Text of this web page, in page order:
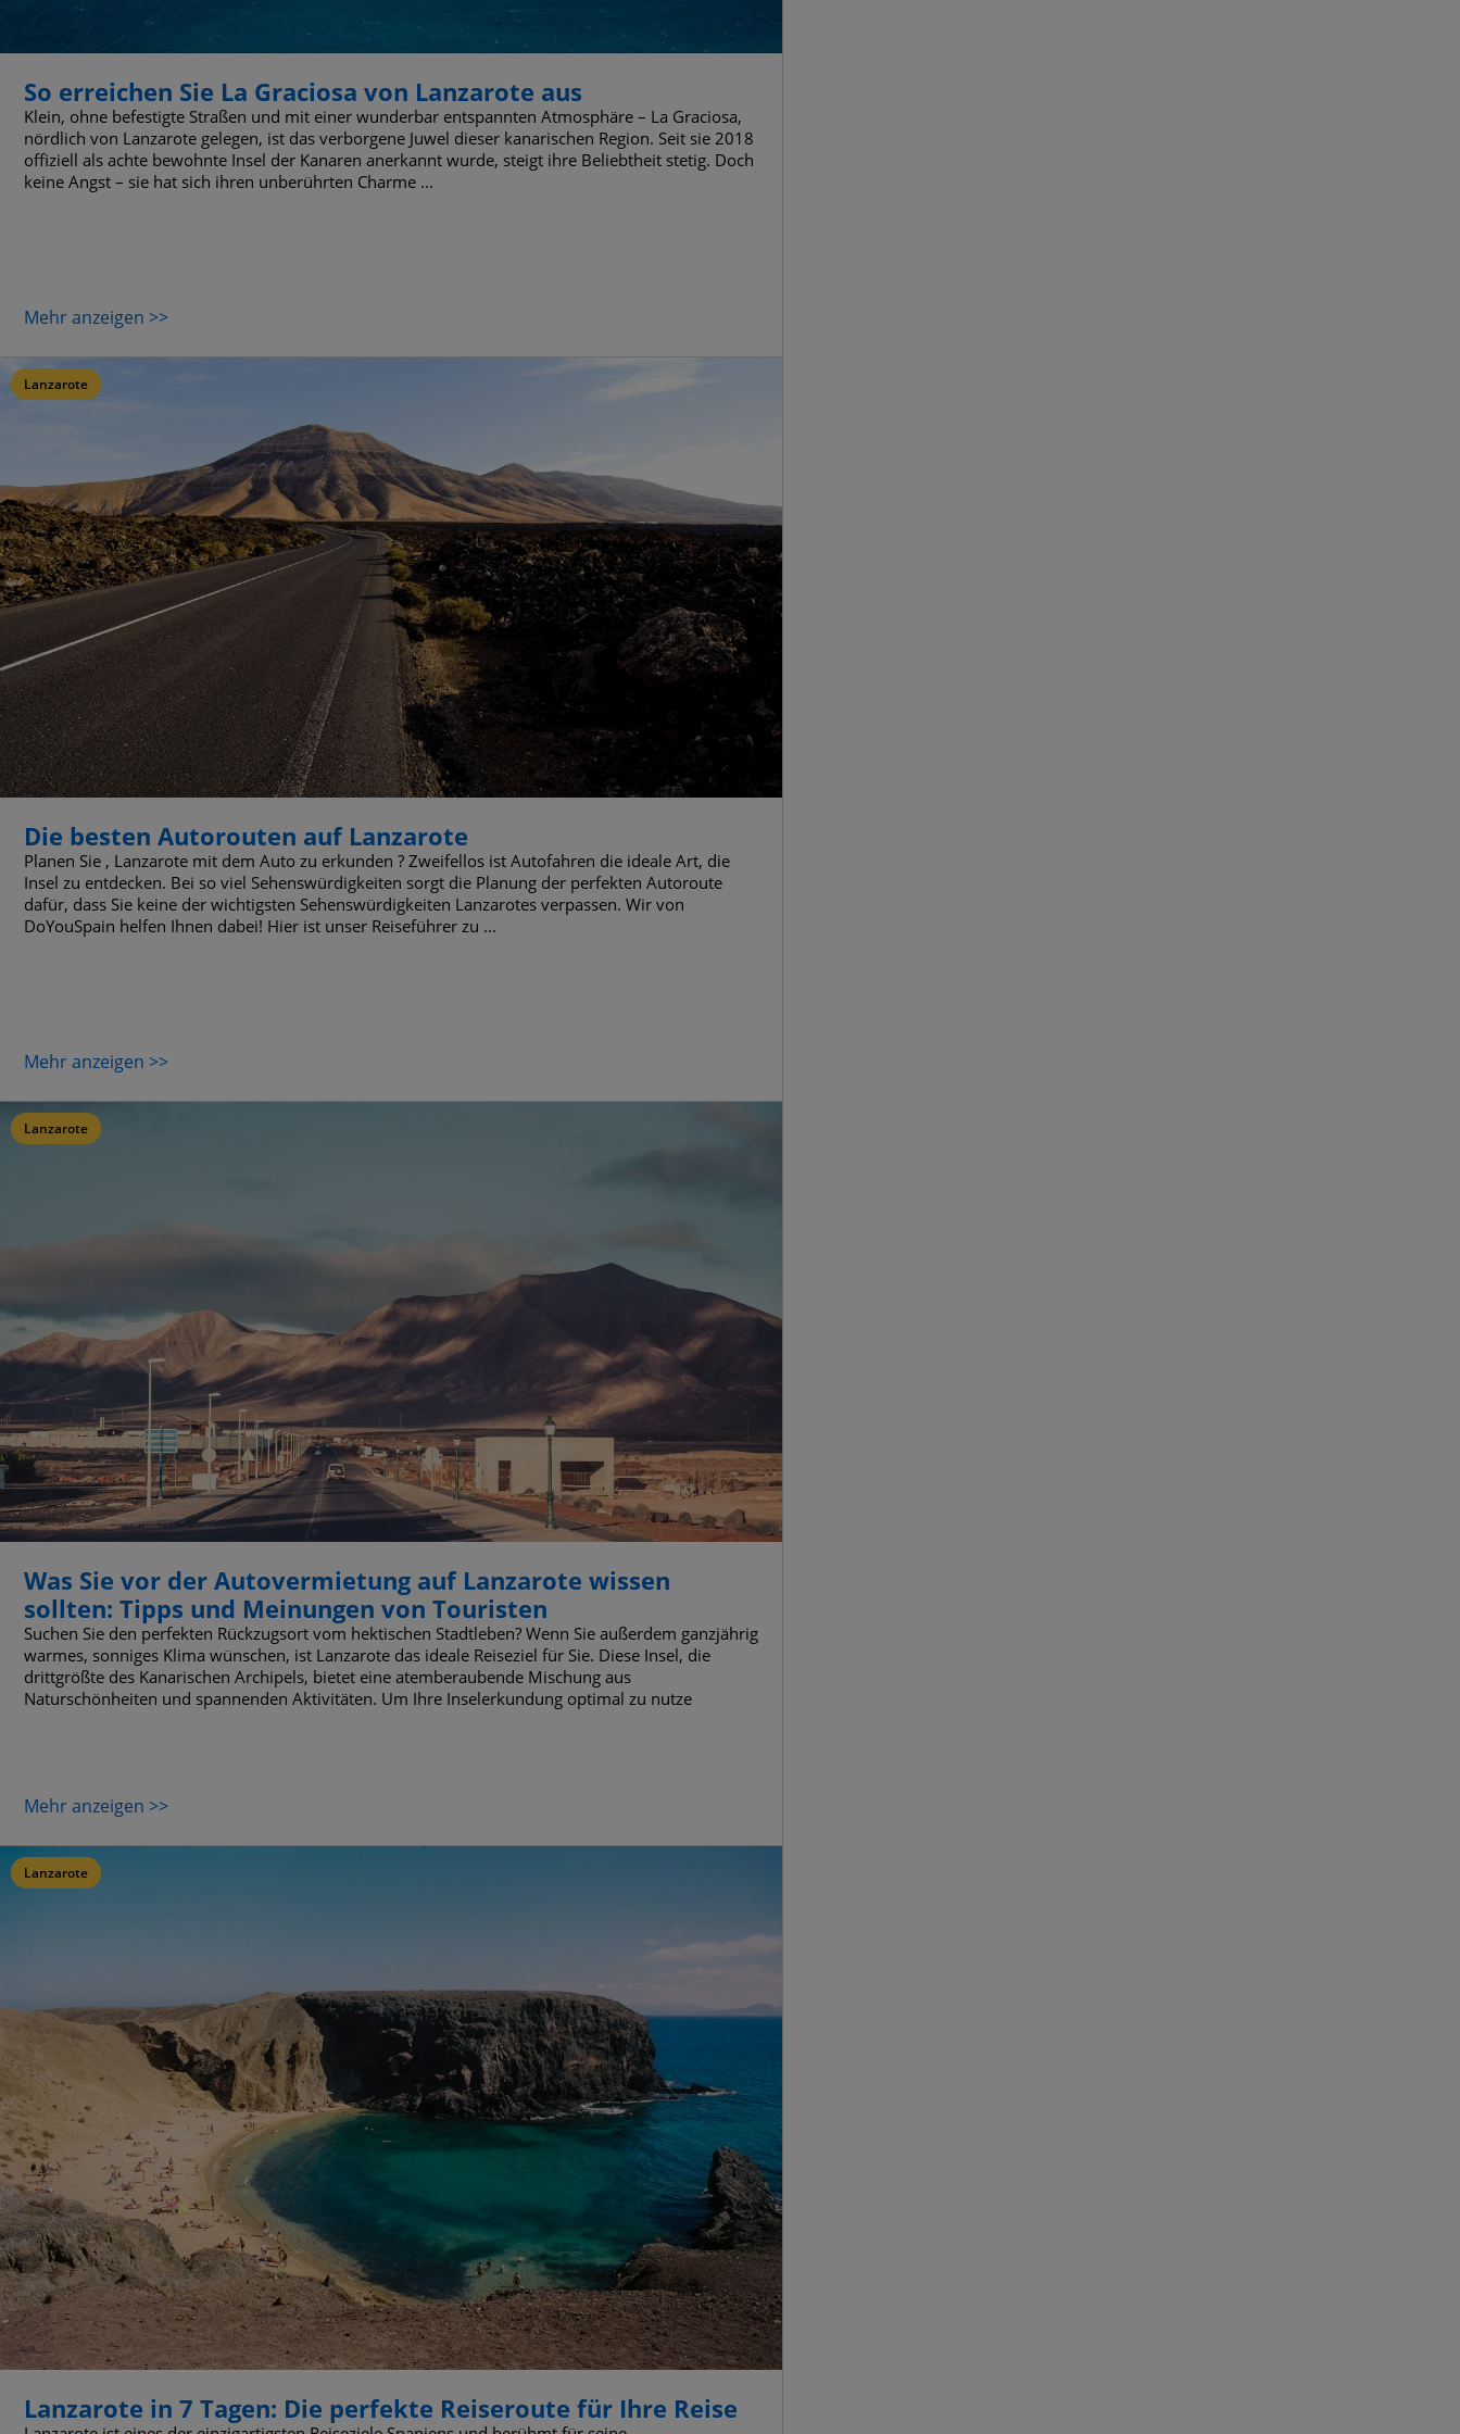
So erreichen Sie La Graciosa von Lanzarote aus
Klein, ohne befestigte Straßen und mit einer wunderbar entspannten Atmosphäre – La Graciosa,
nördlich von Lanzarote gelegen, ist das verborgene Juwel dieser kanarischen Region. Seit sie 2018
offiziell als achte bewohnte Insel der Kanaren anerkannt wurde, steigt ihre Beliebtheit stetig. Doch
keine Angst – sie hat sich ihren unberührten Charme ...
Mehr anzeigen >>
Lanzarote
Die besten Autorouten auf Lanzarote
Planen Sie , Lanzarote mit dem Auto zu erkunden ? Zweifellos ist Autofahren die ideale Art, die
Insel zu entdecken. Bei so viel Sehenswürdigkeiten sorgt die Planung der perfekten Autoroute
dafür, dass Sie keine der wichtigsten Sehenswürdigkeiten Lanzarotes verpassen. Wir von
DoYouSpain helfen Ihnen dabei! Hier ist unser Reiseführer zu ...
Mehr anzeigen >>
Lanzarote
Was Sie vor der Autovermietung auf Lanzarote wissen
sollten: Tipps und Meinungen von Touristen
Suchen Sie den perfekten Rückzugsort vom hektischen Stadtleben? Wenn Sie außerdem ganzjährig
warmes, sonniges Klima wünschen, ist Lanzarote das ideale Reiseziel für Sie. Diese Insel, die
drittgrößte des Kanarischen Archipels, bietet eine atemberaubende Mischung aus
Naturschönheiten und spannenden Aktivitäten. Um Ihre Inselerkundung optimal zu nutze
Mehr anzeigen >>
Lanzarote
Lanzarote in 7 Tagen: Die perfekte Reiseroute für Ihre Reise